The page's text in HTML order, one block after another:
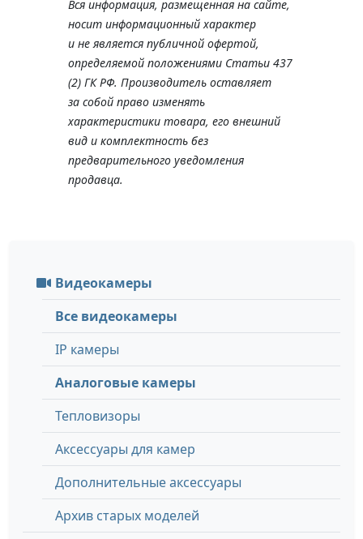
Вся информация, размещенная на сайте,
носит информационный характер
и не является публичной офертой,
определяемой положениями Статьи 437
(2) ГК РФ. Производитель оставляет
за собой право изменять
характеристики товара, его внешний
вид и комплектность без
предварительного уведомления
продавца.
Видеокамеры
Все видеокамеры
IP камеры
Аналоговые камеры
Тепловизоры
Аксессуары для камер
Дополнительные аксессуары
Архив старых моделей